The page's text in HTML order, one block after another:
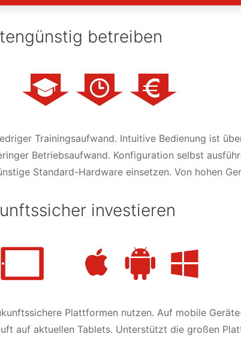
betreiben
Trainingsaufwand. Intuitive Bedienung ist
Betriebsaufwand. Konfiguration selbst
Standard-Hardware einsetzen. Von hohen
investieren
Plattformen nutzen. Auf mobile
auf aktuellen Tablets. Unterstützt die großen